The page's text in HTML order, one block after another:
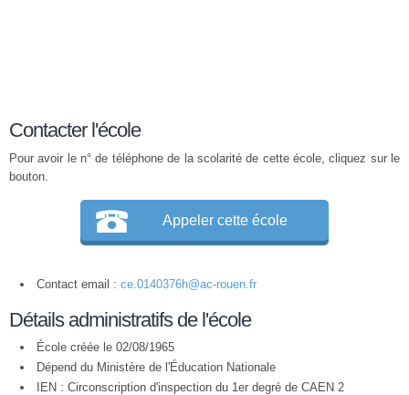
Contacter l'école
Pour avoir le n° de téléphone de la scolarité de cette école, cliquez sur le
bouton.
Appeler cette école
Contact email : ce.0140376h@ac-rouen.fr
Détails administratifs de l'école
École créée le 02/08/1965
Dépend du Ministère de l'Éducation Nationale
IEN : Circonscription d'inspection du 1er degré de CAEN 2